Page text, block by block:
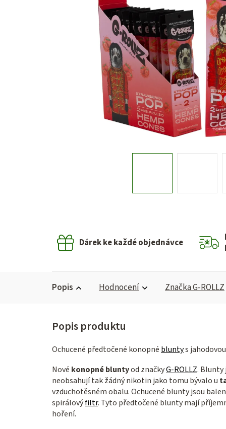
Dárek ke každé objednávce
Popis Hodnocení ZnačkaG-ROLLZ
Ochucené předtočené konopné bluntys
Nové konopné bluntyod značkyG-ROLLZ. Blunty
neobsahují tak žádný nikotin jako tomu bývalo u
vzduchotěsném obalu. Ochucené blunty jsou
spirálovýfiltr. Tyto předtočené blunty mají
hoření.